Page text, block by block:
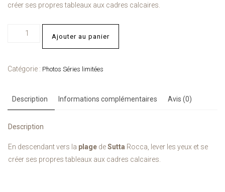
créer ses propres tableaux aux cadres calcaires.
Ajouter au panier
Catégorie : Photos Séries limitées
Description Informations complémentaires Avis (0)
Description
En descendant vers la plage deSutta Rocca, lever les yeux et se
créer ses propres tableaux aux cadres calcaires.